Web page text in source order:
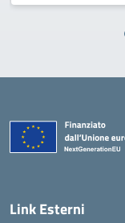
Link Esterni